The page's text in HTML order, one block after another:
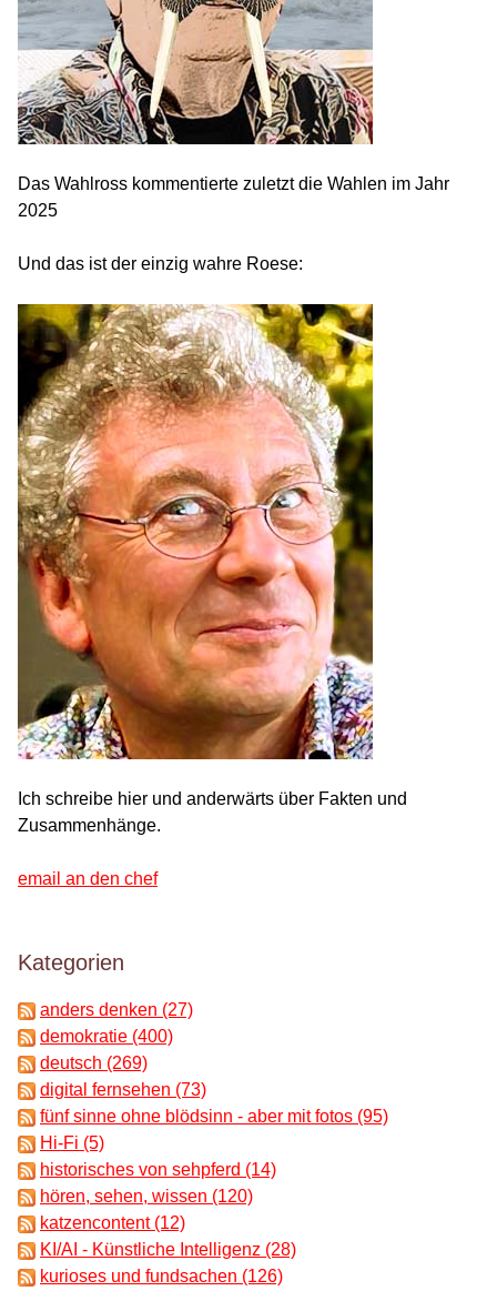
Das Wahlross kommentierte zuletzt die Wahlen im Jahr
2025
Und das ist der einzig wahre Roese:
Ich schreibe hier und anderwärts über Fakten und
Zusammenhänge.
email an den chef
Kategorien
anders denken (27)
demokratie (400)
deutsch (269)
digital fernsehen (73)
fünf sinne ohne blödsinn - aber mit fotos (95)
Hi-Fi (5)
historisches von sehpferd (14)
hören, sehen, wissen (120)
katzencontent (12)
KI/AI - Künstliche Intelligenz (28)
kurioses und fundsachen (126)